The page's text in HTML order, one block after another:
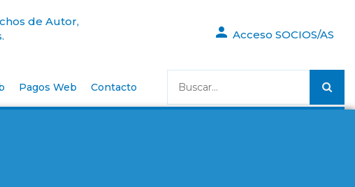
de Autor,
Acceso SOCIOS/AS
Pagos Web Contacto